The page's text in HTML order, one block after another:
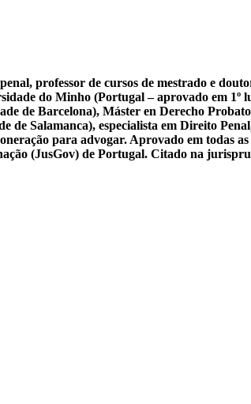
professor de cursos de mestrado e
do Minho (Portugal – aprovado em 1º
de Barcelona), Máster en Derecho
Salamanca), especialista em Direito
para advogar. Aprovado em todas
(JusGov) de Portugal. Citado na